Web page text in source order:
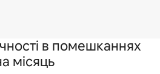
в помешканнях
місяць